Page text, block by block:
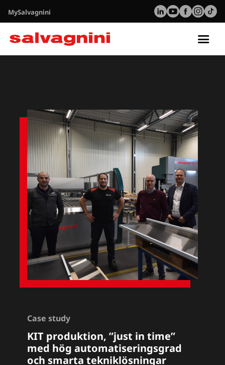
MySalvagnini
Case study
KIT produktion, ”just in time”
med hög automatiseringsgrad
och smarta tekniklösningar